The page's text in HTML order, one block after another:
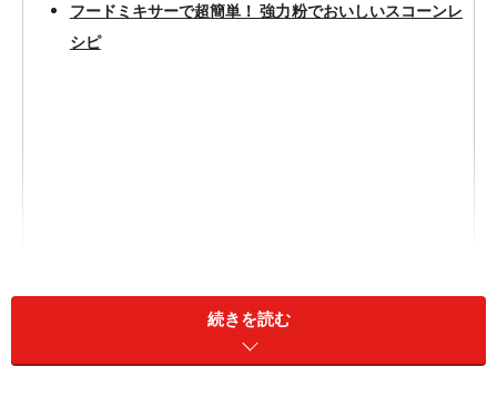
フードミキサーで超簡単！ 強力粉でおいしいスコーンレ
シピ
続きを読む